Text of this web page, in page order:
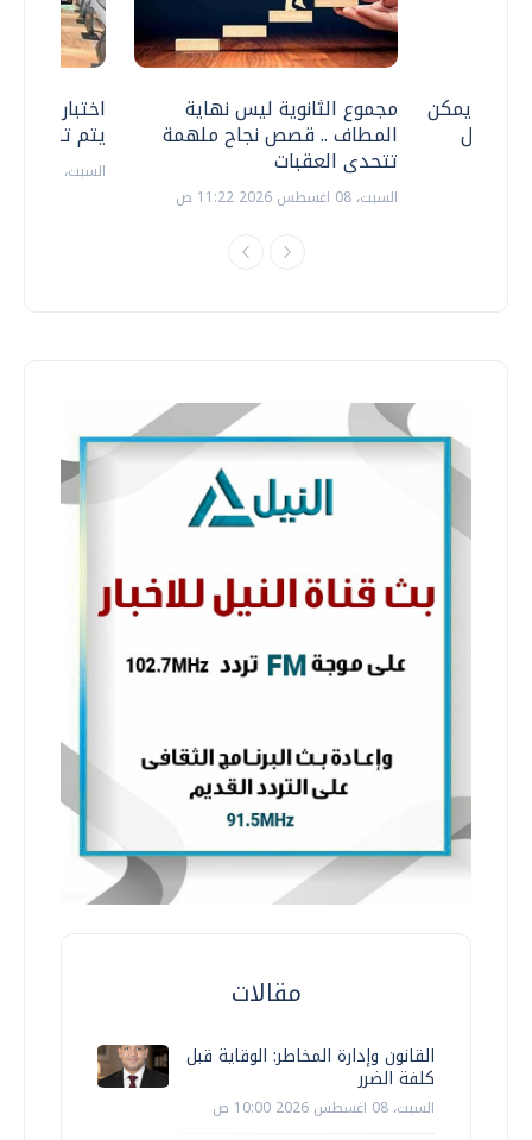
اختبارات
يتم
السبت، 18 يوليو 2026 09:22 ص
مجموع الثانوية ليس نهاية
المطاف .. قصص نجاح ملهمة
تتحدى العقبات
السبت، 08 اغسطس 2026 11:22 ص
.. هل يمكن
نتعامل
مقالات
القانون وإدارة المخاطر: الوقاية قبل
كلفة الضرر
السبت، 08 اغسطس 2026 10:00 ص